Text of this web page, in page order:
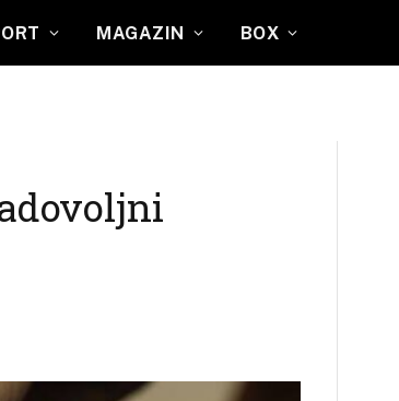
MAGAZIN BOX